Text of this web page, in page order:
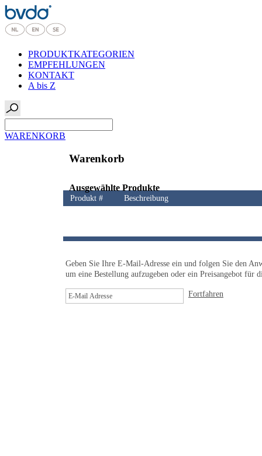
PRODUKTKATEGORIEN
EMPFEHLUNGEN
KONTAKT
A bis Z
WARENKORB
Warenkorb
Ausgewählte Produkte
Produkt # Beschreibung
Geben Sie Ihre E-Mail-Adresse ein und folgen Sie den
um eine Bestellung aufzugeben oder ein Preisangebot für
Fortfahren